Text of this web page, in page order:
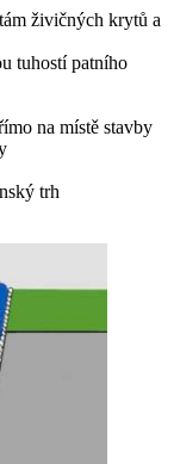
živičných krytů a
tuhostí patního
na místě stavby
trh